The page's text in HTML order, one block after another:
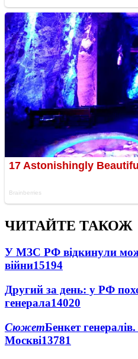
ЧИТАЙТЕ ТАКОЖ
У МЗС РФ відкинули
війни15194
Другий за день: у РФ
генерала14020
СюжетБенкет
Москві13781